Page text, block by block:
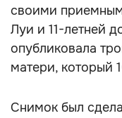
своими
Луи и 11-летней
опубликовала
матери, который
Снимок был